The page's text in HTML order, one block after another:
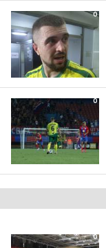
0
0
0